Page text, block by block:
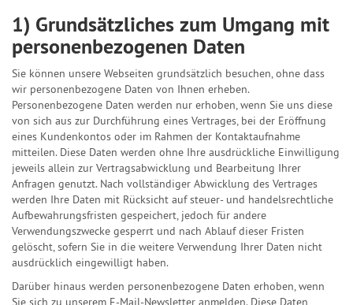
1) Grundsätzliches zum Umgang mit
personenbezogenen Daten
Sie können unsere Webseiten grundsätzlich besuchen, ohne dass
wir personenbezogene Daten von Ihnen erheben.
Personenbezogene Daten werden nur erhoben, wenn Sie uns diese
von sich aus zur Durchführung eines Vertrages, bei der Eröffnung
eines Kundenkontos oder im Rahmen der Kontaktaufnahme
mitteilen. Diese Daten werden ohne Ihre ausdrückliche Einwilligung
jeweils allein zur Vertragsabwicklung und Bearbeitung Ihrer
Anfragen genutzt. Nach vollständiger Abwicklung des Vertrages
werden Ihre Daten mit Rücksicht auf steuer- und handelsrechtliche
Aufbewahrungsfristen gespeichert, jedoch für andere
Verwendungszwecke gesperrt und nach Ablauf dieser Fristen
gelöscht, sofern Sie in die weitere Verwendung Ihrer Daten nicht
ausdrücklich eingewilligt haben.
Darüber hinaus werden personenbezogene Daten erhoben, wenn
Sie sich zu unserem E-Mail-Newsletter anmelden. Diese Daten